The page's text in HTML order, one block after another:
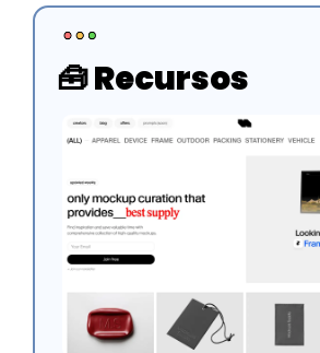
🧰 Recursos